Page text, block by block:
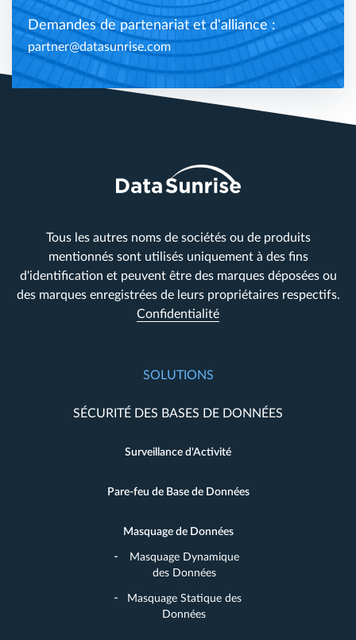
Demandes de partenariat et d'alliance :
partner@datasunrise.com
Tous les autres noms de sociétés ou de produits
mentionnés sont utilisés uniquement à des fins
d'identification et peuvent être des marques déposées ou
des marques enregistrées de leurs propriétaires respectifs.
Confidentialité
SOLUTIONS
SÉCURITÉ DES BASES DE DONNÉES
Surveillance d'Activité
Pare-feu de Base de Données
Masquage de Données
Masquage Dynamique
des Données
Masquage Statique des
Données